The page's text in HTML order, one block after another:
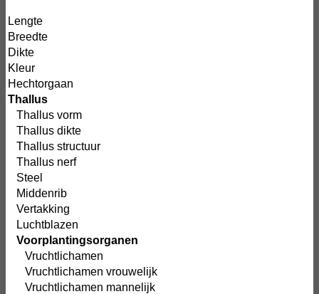
Lengte
Breedte
Dikte
Kleur
Hechtorgaan
Thallus
Thallus vorm
Thallus dikte
Thallus structuur
Thallus nerf
Steel
Middenrib
Vertakking
Luchtblazen
Voorplantingsorganen
Vruchtlichamen
Vruchtlichamen vrouwelijk
Vruchtlichamen mannelijk